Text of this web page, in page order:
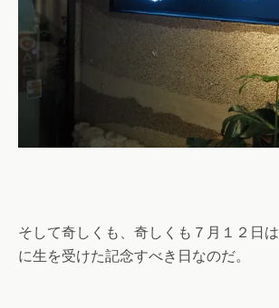
そして奇しくも、奇しくも７月１２日
に生を受けた記念すべき日なのだ。